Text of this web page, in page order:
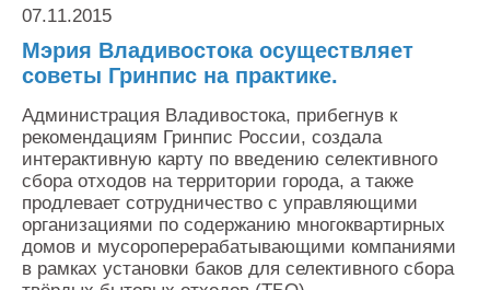
07.11.2015
Мэрия Владивостока осуществляет
советы Гринпис на практике.
Администрация Владивостока, прибегнув к
рекомендациям Гринпис России, создала
интерактивную карту по введению селективного
сбора отходов на территории города, а также
продлевает сотрудничество с управляющими
организациями по содержанию многоквартирных
домов и мусороперерабатывающими компаниями
в рамках установки баков для селективного сбора